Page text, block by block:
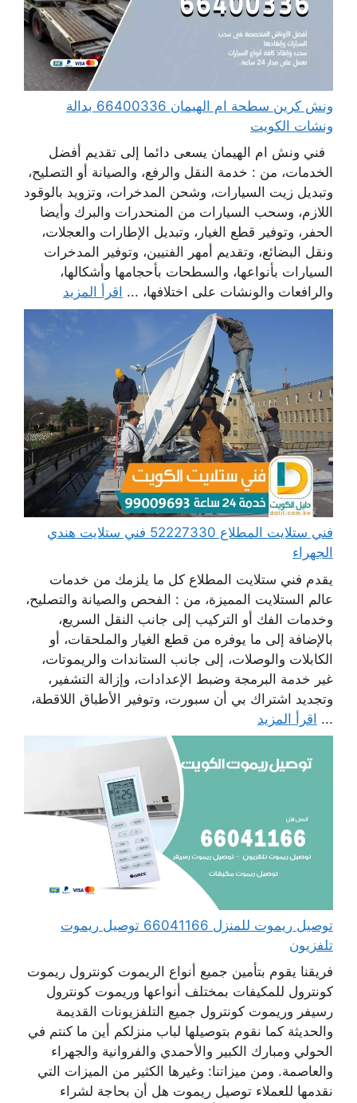
ونش كرين سطحة ام الهيمان 66400336 بدالة
ونشات الكويت
فني ونش ام الهيمان يسعى دائما إلى تقديم أفضل
الخدمات، من : خدمة النقل والرفع، والصيانة أو التصليح،
وتبديل زيت السيارات، وشحن المدخرات، وتزويد بالوقود
اللازم، وسحب السيارات من المنحدرات والبرك وأيضا
الحفر، وتوفير قطع الغيار، وتبديل الإطارات والعجلات،
ونقل البضائع، وتقديم أمهر الفنيين، وتوفير المدخرات
السيارات بأنواعها، والسطحات بأحجامها وأشكالها،
والرافعات والونشات على اختلافها، ... اقرأ المزيد
فني ستلايت المطلاع 52227330 فني ستلايت هندي
الجهراء
يقدم فني ستلايت المطلاع كل ما يلزمك من خدمات
عالم الستلايت المميزة، من : الفحص والصيانة والتصليح،
وخدمات الفك أو التركيب إلى جانب النقل السريع،
بالإضافة إلى ما يوفره من قطع الغيار والملحقات، أو
الكابلات والوصلات، إلى جانب الستاندات والريموتات،
غير خدمة البرمجة وضبط الإعدادات، وإزالة التشفير،
وتجديد اشتراك بي أن سبورت، وتوفير الأطباق اللاقطة،
... اقرأ المزيد
توصيل ريموت للمنزل 66041166 توصيل ريموت
تلفزيون
فريقنا يقوم بتأمين جميع أنواع الريموت كونترول ريموت
كونترول للمكيفات بمختلف أنواعها وريموت كونترول
رسيفر وريموت كونترول جميع التلفزيونات القديمة
والحديثة كما نقوم بتوصيلها لباب منزلكم أين ما كنتم في
الحولي ومبارك الكبير والأحمدي والفروانية والجهراء
والعاصمة. ومن ميزاتنا: وغيرها الكثير من الميزات التي
نقدمها للعملاء توصيل ريموت هل أن بحاجة لشراء